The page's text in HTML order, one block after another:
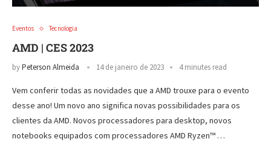
Eventos Tecnologia
AMD | CES 2023
byPeterson Almeida 14 de janeiro de 2023 4 minutes read
Vem conferir todas as novidades que a AMD trouxe para o evento
desse ano! Um novo ano significa novas possibilidades para os
clientes da AMD. Novos processadores para desktop, novos
notebooks equipados com processadores AMD Ryzen™ …